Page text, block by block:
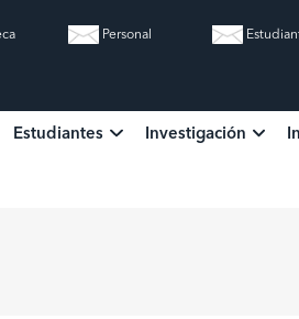
Personal
Estudiantes Investigación